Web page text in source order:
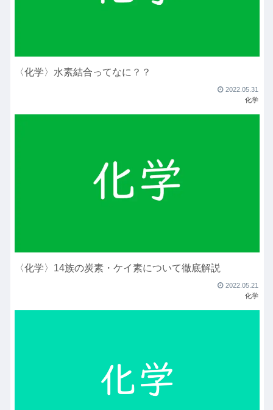
〈化学〉水素結合ってなに？？
2022.05.31
化学
〈化学〉14族の炭素・ケイ素について徹底解説
2022.05.21
化学